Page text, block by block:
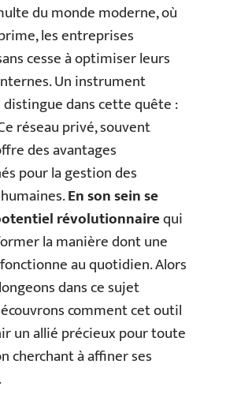
du monde moderne, où
les entreprises
cesse à optimiser leurs
Un instrument
distingue dans cette quête :
réseau privé, souvent
des avantages
pour la gestion des
En son sein se
révolutionnairequi
la manière dont une
au quotidien. Alors
dans ce sujet
comment cet outil
un allié précieux pour toute
cherchant à affiner ses